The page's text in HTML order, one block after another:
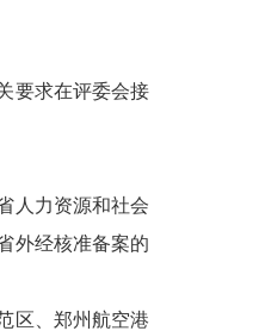
要求在评委会接
人力资源和社会
外经核准备案的
区、郑州航空港